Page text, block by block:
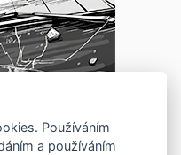
Používáním
a používáním